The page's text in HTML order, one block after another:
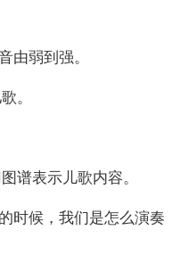
弱到强。
。
表示儿歌内容。
候，我们是怎么演奏